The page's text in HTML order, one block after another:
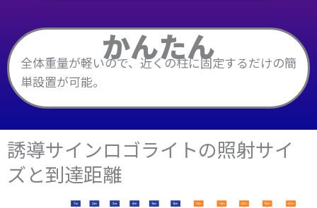
かんたん
全体重量が軽いので、近くの柱に固定するだけの簡
単設置が可能。
誘導サインロゴライトの照射サイ
ズと到達距離